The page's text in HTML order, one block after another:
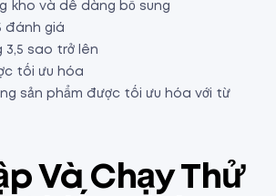
kho và dễ dàng bổ sung
đánh giá
3,5 sao trở lên
tối ưu hóa
sản phẩm được tối ưu hóa với từ
Và Chạy Thử